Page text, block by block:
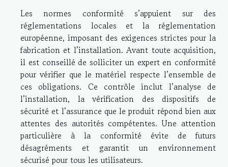
Les normes conformité s’appuient sur des
réglementations locales et la réglementation
européenne, imposant des exigences strictes pour la
fabrication et l’installation. Avant toute acquisition,
il est conseillé de solliciter un expert en conformité
pour vérifier que le matériel respecte l’ensemble de
ces obligations. Ce contrôle inclut l’analyse de
l’installation, la vérification des dispositifs de
sécurité et l’assurance que le produit répond bien aux
attentes des autorités compétentes. Une attention
particulière à la conformité évite de futurs
désagréments et garantit un environnement
sécurisé pour tous les utilisateurs.